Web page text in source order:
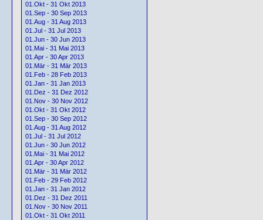
01.Okt - 31 Okt 2013
01.Sep - 30 Sep 2013
01.Aug - 31 Aug 2013
01.Jul - 31 Jul 2013
01.Jun - 30 Jun 2013
01.Mai - 31 Mai 2013
01.Apr - 30 Apr 2013
01.Mär - 31 Mär 2013
01.Feb - 28 Feb 2013
01.Jan - 31 Jan 2013
01.Dez - 31 Dez 2012
01.Nov - 30 Nov 2012
01.Okt - 31 Okt 2012
01.Sep - 30 Sep 2012
01.Aug - 31 Aug 2012
01.Jul - 31 Jul 2012
01.Jun - 30 Jun 2012
01.Mai - 31 Mai 2012
01.Apr - 30 Apr 2012
01.Mär - 31 Mär 2012
01.Feb - 29 Feb 2012
01.Jan - 31 Jan 2012
01.Dez - 31 Dez 2011
01.Nov - 30 Nov 2011
01.Okt - 31 Okt 2011